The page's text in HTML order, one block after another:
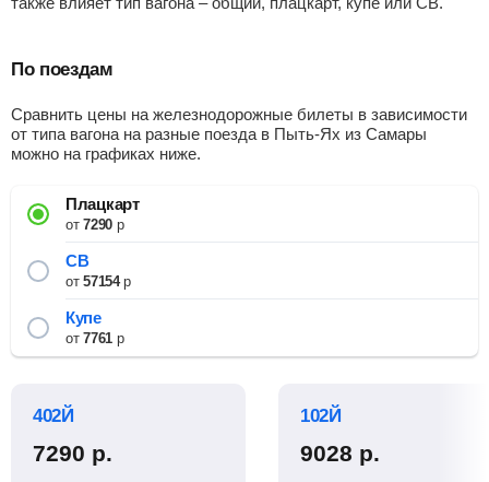
По поездам
Сравнить цены на железнодорожные билеты в зависимости
от типа вагона на разные поезда в Пыть-Ях из Самары
можно на графиках ниже.
Плацкарт
от7290р
СВ
от57154р
Купе
от7761р
402Й
7290 р.
102Й
9028 р.